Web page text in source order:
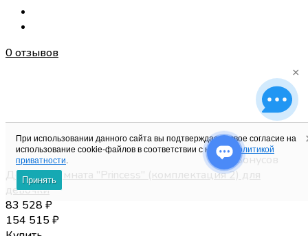
0 отзывов
835 Бонусов
Детская комната "Princess" (комплектация 2) для
девочки
83 528 ₽
154 515₽
При использовании данного сайта вы подтверждаете свое согласие на
использование cookie-файлов в соответствии с нашей политикой
приватности.
Принять
×